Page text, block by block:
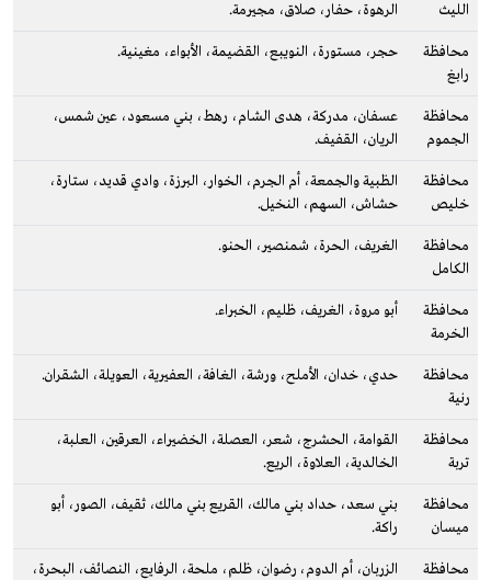
الليث
الرهوة، حفار، صلاق، مجيرمة.
محافظة
رابغ
حجر، مستورة، النويبع، القضيمة، الأبواء، مغينية.
محافظة
الجموم
عسفان، مدركة، هدى الشام، رهط، بني مسعود، عين شمس،
الريان، القفيف.
محافظة
خليص
الظبية والجمعة، أم الجرم، الخوار، البرزة، وادي قديد، ستارة،
حشاش، السهم، النخيل.
محافظة
الكامل
الغريف، الحرة، شمنصير، الحنو.
محافظة
الخرمة
أبو مروة، الغريف، ظليم، الخبراء.
محافظة
رنية
حدي، خدان، الأملح، ورشة، الغافة، العفيرية، العويلة، الشقران.
محافظة
تربة
القوامة، الحشرج، شعر، العصلة، الخضيراء، العرقين، العلبة،
الخالدية، العلاوة، الريع.
محافظة
ميسان
بني سعد، حداد بني مالك، القريع بني مالك، ثقيف، الصور، أبو
راكة.
محافظة
الزربان، أم الدوم، رضوان، ظلم، ملحة، الرفايع، النصائف، البحرة،